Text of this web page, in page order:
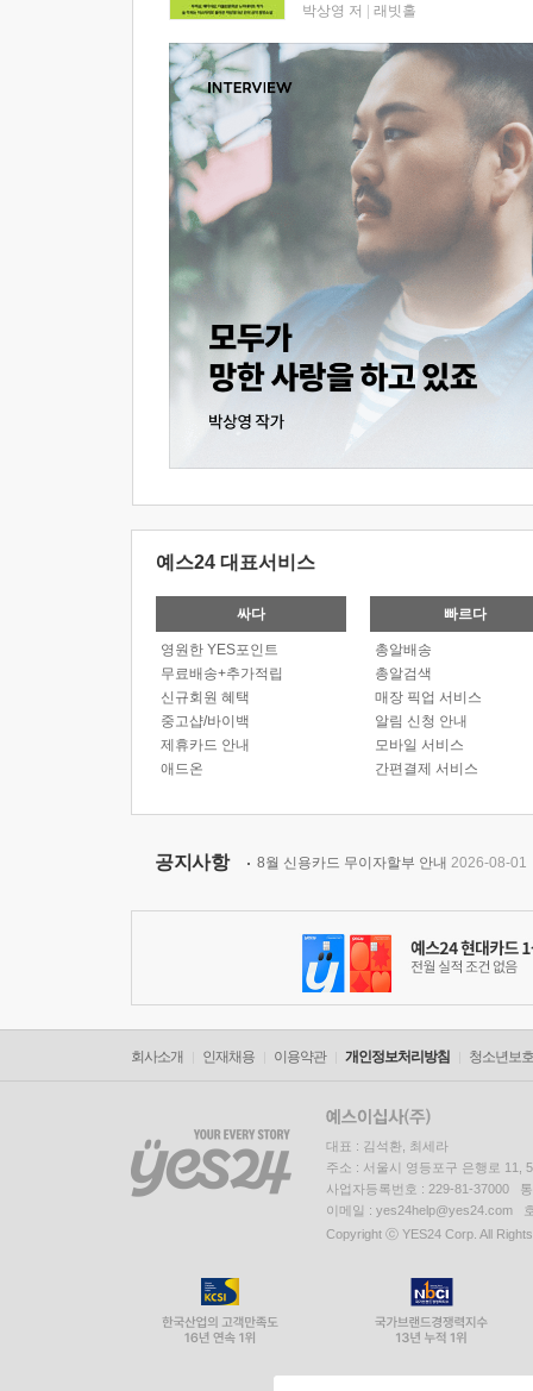
박상영 저 래빗홀
예스24 대표서비스
싸다
영원한 YES포인트
무료배송+추가적립
신규회원 혜택
중고샵/바이백
제휴카드 안내
애드온
빠르다
총알배송
총알검색
매장 픽업 서비스
알림 신청 안내
모바일 서비스
간편결제 서비스
공지사항 8월 신용카드 무이자할부 안내 2026-08-01
회사소개 인재채용 이용약관 개인정보처리방침 청소년보
대표 : 김석환, 최세라
주소 : 서울시 영등포구 은행로 11,
사업자등록번호 : 229-81-37000
이메일 : yes24help@yes24.com
Copyright ⓒ YES24 Corp. All